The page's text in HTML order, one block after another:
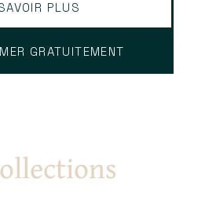
PLUS
GRATUITEMENT